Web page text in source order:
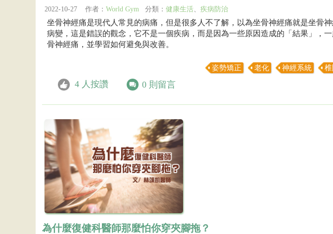
2022-10-27 作者： World Gym 分類： 健康生活、 疾病防治
坐骨神經痛是現代人常見的病痛，但是很多人不了解，以為坐骨神經痛就是坐骨
病變，這是錯誤的觀念，它不是一個疾病，而是因為一些原因造成的「結果」，
骨神經痛，並學習如何避免與改善。
姿勢矯正 老化 神經系統
4 人按讚 0 則留言
為什麼復健科醫師那麼怕你穿夾腳拖？